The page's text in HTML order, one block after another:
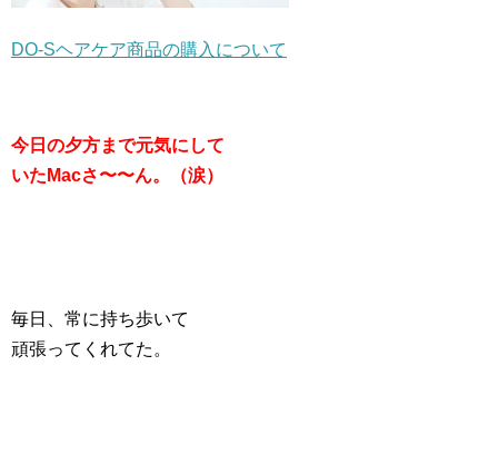
DO-Sヘアケア商品の購入について
今日の夕方まで元気にして
いたMacさ〜〜ん。（涙）
毎日、常に持ち歩いて
頑張ってくれてた。